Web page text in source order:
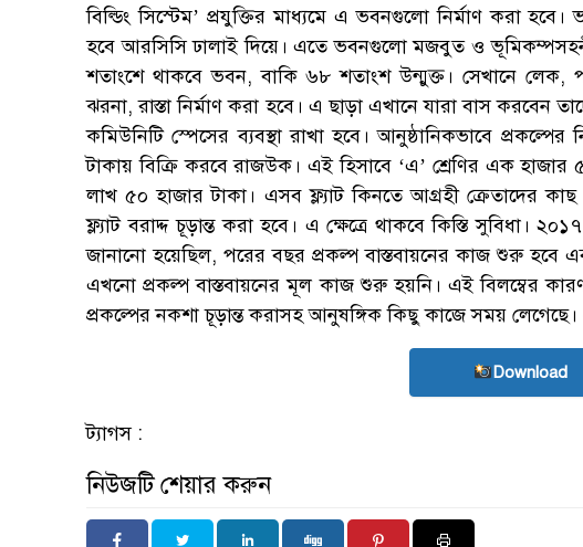
বিল্ডিং সিস্টেম’ প্রযুক্তির মাধ্যমে এ ভবনগুলো নির্মাণ করা
হবে আরসিসি ঢালাই দিয়ে। এতে ভবনগুলো মজবুত ও
শতাংশে থাকবে ভবন, বাকি ৬৮ শতাংশ উন্মুক্ত। সেখানে লেক,
ঝরনা, রাস্তা নির্মাণ করা হবে। এ ছাড়া এখানে যারা বাস করবেন
কমিউনিটি স্পেসের ব্যবস্থা রাখা হবে। আনুষ্ঠানিকভাবে
টাকায় বিক্রি করবে রাজউক। এই হিসাবে ‘এ’ শ্রেণির এক
লাখ ৫০ হাজার টাকা। এসব ফ্ল্যাট কিনতে আগ্রহী ক্রেতাদের
ফ্ল্যাট বরাদ্দ চূড়ান্ত করা হবে। এ ক্ষেত্রে থাকবে কিস্তি সুবিধা।
জানানো হয়েছিল, পরের বছর প্রকল্প বাস্তবায়নের কাজ শুরু হবে
এখনো প্রকল্প বাস্তবায়নের মূল কাজ শুরু হয়নি। এই বিলম্বের
প্রকল্পের নকশা চূড়ান্ত করাসহ আনুষঙ্গিক কিছু কাজে সময়
Download
ট্যাগস :
নিউজটি শেয়ার করুন